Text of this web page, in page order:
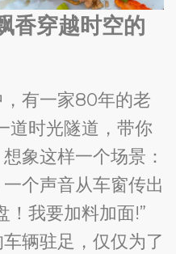
香穿越时空的
有一家80年的老
道时光隧道，带你
象这样一个场景：
个声音从车窗传出
我要加料加面!”
辆驻足，仅仅为了